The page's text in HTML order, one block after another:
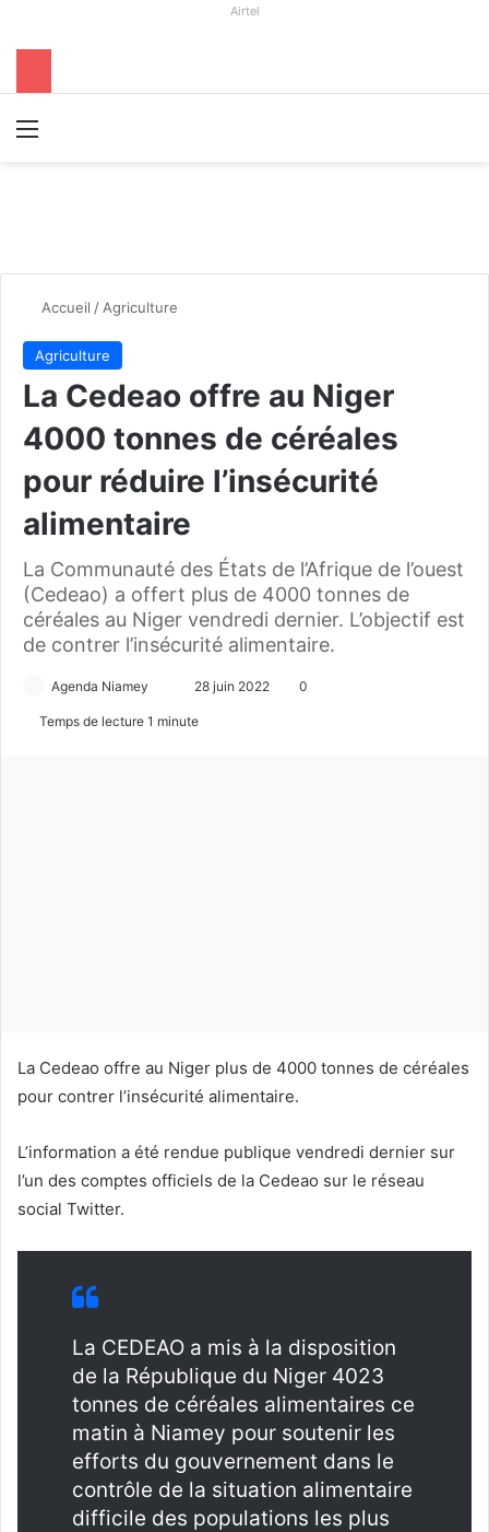
Airtel
Accueil /Agriculture
Agriculture
La Cedeao offre au Niger
4000 tonnes de céréales
pour réduire l’insécurité
alimentaire
La Communauté des États de l’Afrique de l’ouest
(Cedeao) a offert plus de 4000 tonnes de
céréales au Niger vendredi dernier. L’objectif est
de contrer l’insécurité alimentaire.
Agenda Niamey
n
l
28 juin 2022 0
Temps de lecture 1 minute
La Cedeao offre au Niger plus de 4000 tonnes de céréales
pour contrer l’insécurité alimentaire.
L’information a été rendue publique vendredi dernier sur
l’un des comptes officiels de la Cedeao sur le réseau
social Twitter.
La CEDEAO a mis à la disposition
de la République du Niger 4023
tonnes de céréales alimentaires ce
matin à Niamey pour soutenir les
efforts du gouvernement dans le
contrôle de la situation alimentaire
difficile des populations les plus